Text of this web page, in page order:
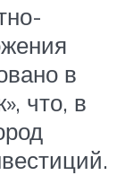
в
что, в